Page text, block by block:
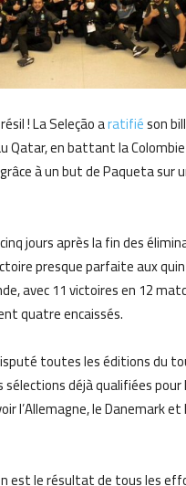
! La Seleção aratifiéson
Qatar, en battant la
à un but de Paqueta sur
jours après la fin des
presque parfaite aux
avec 11 victoires en 12
quatre encaissés.
toutes les éditions du
déjà qualifiées pour
l’Allemagne, le Danemark
est le résultat de tous les